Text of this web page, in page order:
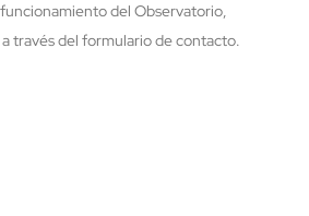
del Observatorio,
través del formulario de contacto.